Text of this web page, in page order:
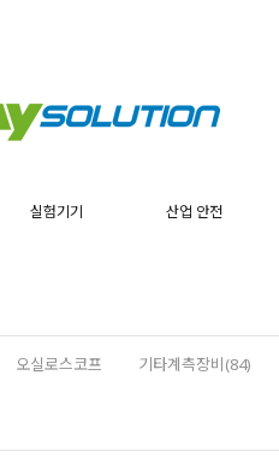
실험기기 산업 안전
오실로스코프 기타계측장비(84)